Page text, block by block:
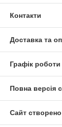
Контакти
Доставка та
Графік роботи
Повна версія
Сайт